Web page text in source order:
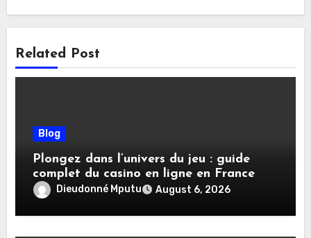
Related Post
Blog
Plongez dans l’univers du jeu : guide
complet du casino en ligne en France
Dieudonné Mputu August 6, 2026